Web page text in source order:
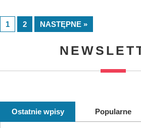
1 2 NASTĘPNE »
Ostatnie wpisy Popularne